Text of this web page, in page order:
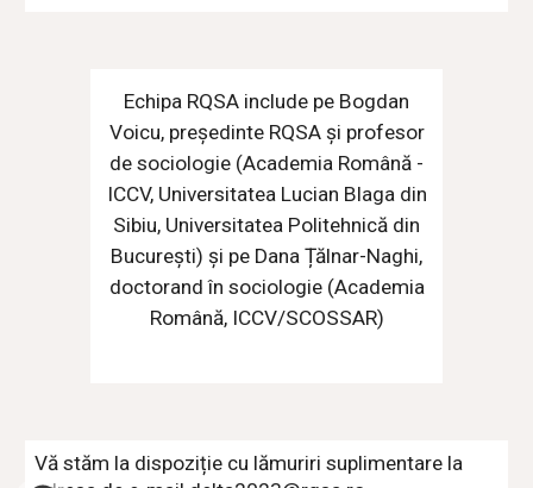
Echipa RQSA include pe Bogdan
Voicu, președinte RQSA și profesor
de sociologie (Academia Română -
ICCV, Universitatea Lucian Blaga din
Sibiu, Universitatea Politehnică din
București) și pe Dana Țălnar-Naghi,
doctorand în sociologie (Academia
Română, ICCV/SCOSSAR)
Vă stăm la dispoziție cu lămuriri suplimentare la